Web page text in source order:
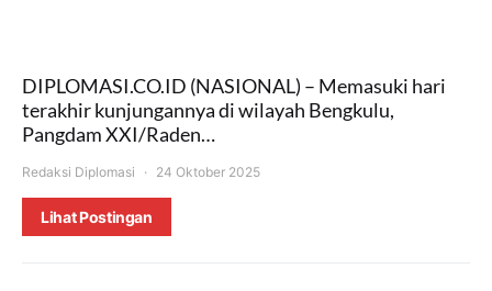
DIPLOMASI.CO.ID (NASIONAL) – Memasuki hari
terakhir kunjungannya di wilayah Bengkulu,
Pangdam XXI/Raden…
Redaksi Diplomasi 24 Oktober 2025
Lihat Postingan